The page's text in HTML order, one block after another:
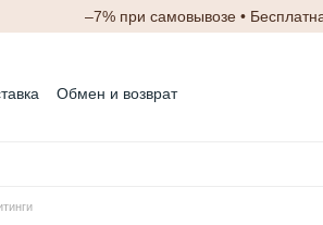
–7% при самовывозе •
Обмен и возврат